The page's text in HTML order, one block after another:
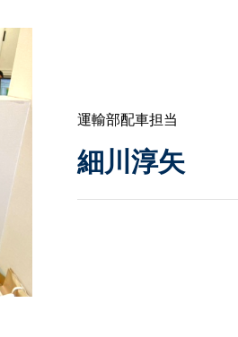
運輸部配車担当
細川淳矢